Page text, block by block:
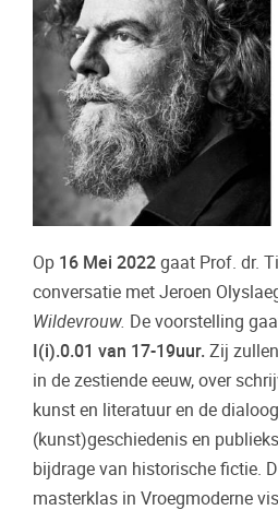
Op 16 Mei 2022 gaat Prof. dr.
conversatie met Jeroen
Wildevrouw. De voorstelling
I(i).0.01 van 17-19uur. Zij
in de zestiende eeuw, over
kunst en literatuur en de
(kunst)geschiedenis en
bijdrage van historische fictie.
masterklas in Vroegmoderne